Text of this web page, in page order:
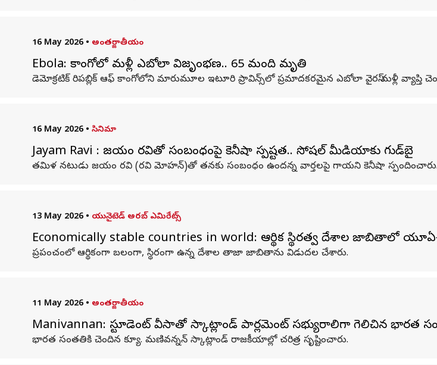
16 May 2026 • అంతర్జాతీయం
Ebola: కాంగోలో మళ్లీ ఎబోలా విజృంభణ.. 65 మంది మృతి
డెమోక్రటిక్ రిపబ్లిక్ ఆఫ్ కాంగోలోని మారుమూల ఇటూరి ప్రావిన్స్‌లో ప్రమాదకరమైన ఎబోలా వైరస్ మళ్లీ వ్యాప్తి
16 May 2026 • సినిమా
Jayam Ravi : జయం రవితో సంబంధంపై కెనీషా స్పష్టత.. సోషల్ మీడియాకు గుడ్‌బై
తమిళ నటుడు జయం రవి (రవి మోహన్)తో తనకు సంబంధం ఉందన్న వార్తలపై గాయని కెనీషా స్పందించారు.
13 May 2026 • యునైటెడ్ అరబ్ ఎమిరేట్స్
Economically stable countries in world: ఆర్థిక స్థిరత్వ దేశాల జాబితాలో
ప్రపంచంలో ఆర్థికంగా బలంగా, స్థిరంగా ఉన్న దేశాల తాజా జాబితాను విడుదల చేశారు.
11 May 2026 • అంతర్జాతీయం
Manivannan: స్టూడెంట్ వీసాతో స్కాట్లాండ్ పార్లమెంట్‌ సభ్యురాలిగా గెలిచిన భారత
భారత సంతతికి చెందిన క్యూ. మణివన్నన్‌ స్కాట్లాండ్ రాజకీయాల్లో చరిత్ర సృష్టించారు.